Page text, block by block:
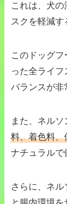
これは、犬
スクを軽減す
このドッグ
った全ライ
バランスが非
また、ネル
料、着色料
ナチュラルで
さらに、ネ